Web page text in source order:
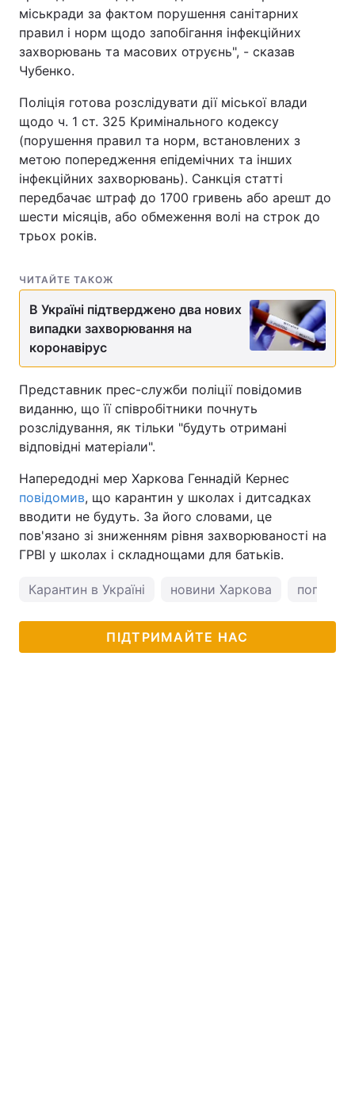
міськради за фактом порушення санітарних
правил і норм щодо запобігання інфекційних
захворювань та масових отруєнь", - сказав
Чубенко.
Поліція готова розслідувати дії міської влади
щодо ч. 1 ст. 325 Кримінального кодексу
(порушення правил та норм, встановлених з
метою попередження епідемічних та інших
інфекційних захворювань). Санкція статті
передбачає штраф до 1700 гривень або арешт до
шести місяців, або обмеження волі на строк до
трьох років.
ЧИТАЙТЕ ТАКОЖ
В Україні підтверджено два нових
випадки захворювання на
коронавірус
Представник прес-служби поліції повідомив
виданню, що її співробітники почнуть
розслідування, як тільки "будуть отримані
відповідні матеріали".
Напередодні мер Харкова Геннадій Кернес
повідомив, що карантин у школах і дитсадках
вводити не будуть. За його словами, це
пов'язано зі зниженням рівня захворюваності на
ГРВІ у школах і складнощами для батьків.
Карантин в Україні новини Харкова погода у
ПІДТРИМАЙТЕ НАС